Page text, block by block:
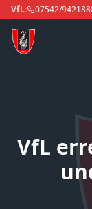
VfL: 07542/
VfL